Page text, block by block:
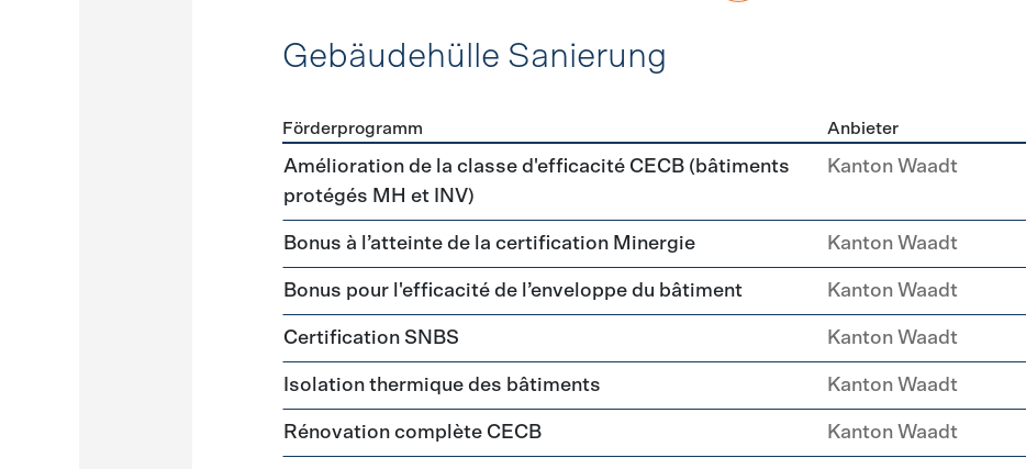
Gebäudehülle Sanierung
Förderprogramme Gebäudehülle Sanierung
Förderprogramm Anbieter
Amélioration de la classe d'efficacité CECB (bâtiments
protégés MH et INV)
Kanton Waadt
Bonus à l’atteinte de la certification Minergie Kanton Waadt
Bonus pour l'efficacité de l’enveloppe du bâtiment Kanton Waadt
Certification SNBS Kanton Waadt
Isolation thermique des bâtiments Kanton Waadt
Rénovation complète CECB Kanton Waadt